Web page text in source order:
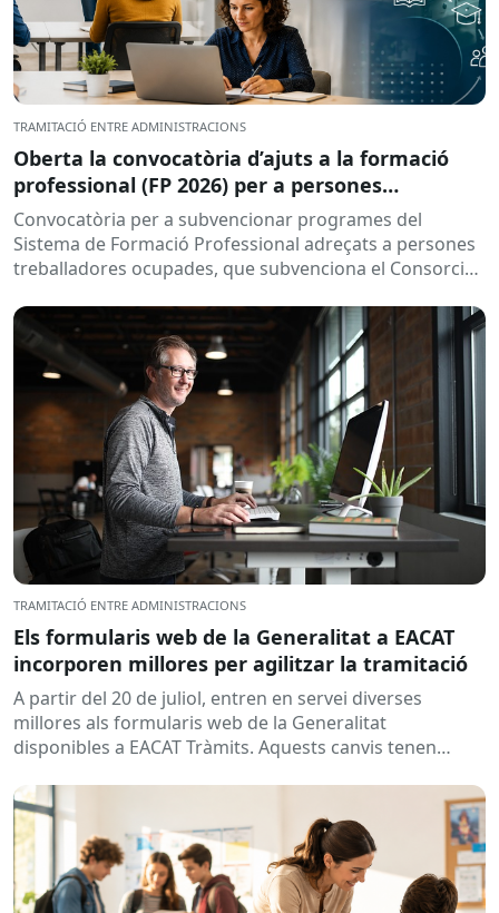
TRAMITACIÓ ENTRE ADMINISTRACIONS
Oberta la convocatòria d’ajuts a la formació
professional (FP 2026) per a persones
treballadores ocupades
Convocatòria per a subvencionar programes del
Sistema de Formació Professional adreçats a persones
treballadores ocupades, que subvenciona el Consorci
TRAMITACIÓ ENTRE ADMINISTRACIONS
Els formularis web de la Generalitat a EACAT
incorporen millores per agilitzar la tramitació
A partir del 20 de juliol, entren en servei diverses
millores als formularis web de la Generalitat
disponibles a EACAT Tràmits. Aquests canvis tenen